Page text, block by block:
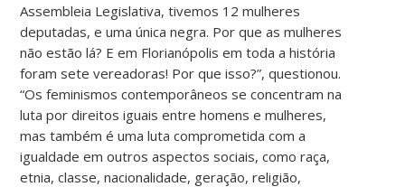
Assembleia Legislativa, tivemos 12 mulheres
deputadas, e uma única negra. Por que as mulheres
não estão lá? E em Florianópolis em toda a história
foram sete vereadoras! Por que isso?”, questionou.
“Os feminismos contemporâneos se concentram na
luta por direitos iguais entre homens e mulheres,
mas também é uma luta comprometida com a
igualdade em outros aspectos sociais, como raça,
etnia, classe, nacionalidade, geração, religião,